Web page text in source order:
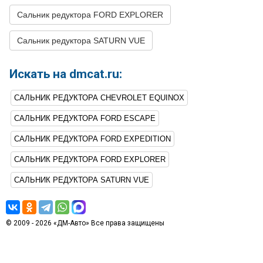
Сальник редуктора FORD EXPLORER
Сальник редуктора SATURN VUE
Искать на dmcat.ru:
САЛЬНИК РЕДУКТОРА CHEVROLET EQUINOX
САЛЬНИК РЕДУКТОРА FORD ESCAPE
САЛЬНИК РЕДУКТОРА FORD EXPEDITION
САЛЬНИК РЕДУКТОРА FORD EXPLORER
САЛЬНИК РЕДУКТОРА SATURN VUE
© 2009 - 2026 «ДМ-Авто» Все права защищены